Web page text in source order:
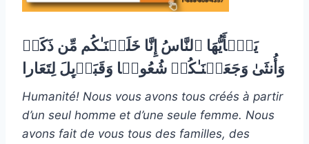
یَـٰۤأَیُّهَا ٱلنَّاسُ إِنَّا خَلَقۡنَـٰكُم مِّن ذَكَرࣲ
وَأُنثَىٰ وَجَعَلۡنَـٰكُمۡ شُعُوبࣰا وَقَبَاۤىِٕلَ لِتَعَارا
Humanité! Nous vous avons tous créés à partir
d’un seul homme et d’une seule femme. Nous
avons fait de vous tous des familles, des